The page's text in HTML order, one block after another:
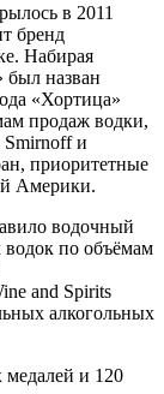
в 2011
бренд
Набирая
назван
«Хортица»
продаж водки,
Smirnoff и
приоритетные
Америки.
водочный
по объёмам
and Spirits
алкогольных
и 120